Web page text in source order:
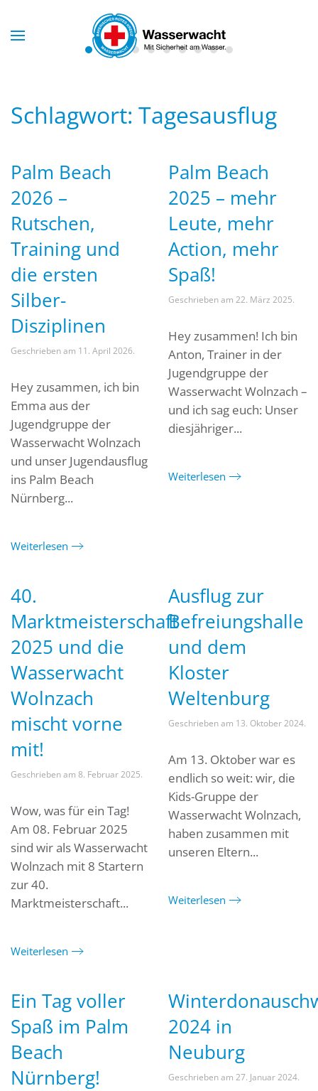
Skip to main content
Schlagwort: Tagesausflug
Palm Beach
2026 –
Rutschen,
Training und
die ersten
Silber-
Disziplinen
Geschrieben am 11. April 2026.
Hey zusammen, ich bin
Emma aus der
Jugendgruppe der
Wasserwacht Wolnzach
und unser Jugendausflug
ins Palm Beach
Nürnberg...
Weiterlesen
Palm Beach
2025 – mehr
Leute, mehr
Action, mehr
Spaß!
Geschrieben am 22. März 2025.
Hey zusammen! Ich bin
Anton, Trainer in der
Jugendgruppe der
Wasserwacht Wolnzach –
und ich sag euch: Unser
diesjähriger...
Weiterlesen
40.
Marktmeisterschaft
2025 und die
Wasserwacht
Wolnzach
mischt vorne
mit!
Geschrieben am 8. Februar 2025.
Wow, was für ein Tag!
Am 08. Februar 2025
sind wir als Wasserwacht
Wolnzach mit 8 Startern
zur 40.
Marktmeisterschaft...
Weiterlesen
Ausflug zur
Befreiungshalle
und dem
Kloster
Weltenburg
Geschrieben am 13. Oktober 2024.
Am 13. Oktober war es
endlich so weit: wir, die
Kids-Gruppe der
Wasserwacht Wolnzach,
haben zusammen mit
unseren Eltern...
Weiterlesen
Ein Tag voller
Spaß im Palm
Beach
Nürnberg!
2024 in
Neuburg
Geschrieben am 27. Januar 2024.